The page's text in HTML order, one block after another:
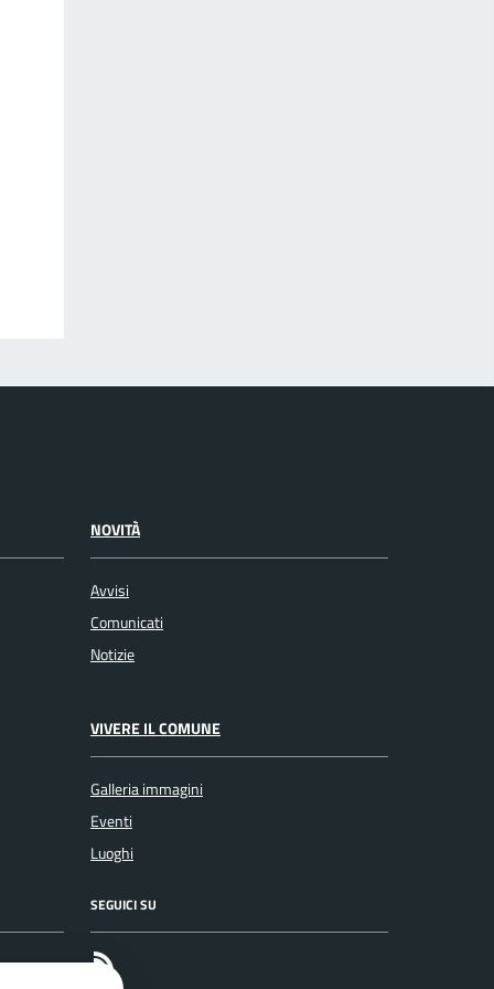
NOVITÀ
Avvisi
Comunicati
Notizie
VIVERE IL COMUNE
Galleria immagini
Eventi
Luoghi
SEGUICI SU